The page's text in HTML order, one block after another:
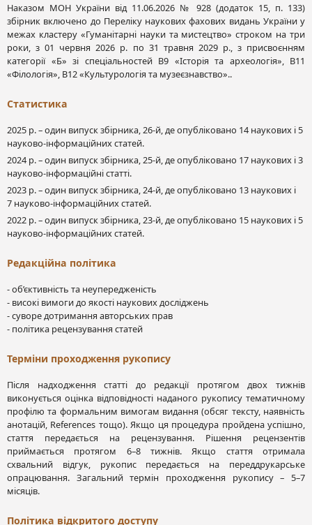
Наказом МОН України від 11.06.2026 № 928 (додаток 15, п. 133)
збірник включено до Переліку наукових фахових видань України у
межах кластеру «Гуманітарні науки та мистецтво» строком на три
роки, з 01 червня 2026 р. по 31 травня 2029 р., з присвоєнням
категорії «Б» зі спеціальностей В9 «Історія та археологія», В11
«Філологія», В12 «Культурологія та музеєзнавство»..
Статистика
2025 р. – один випуск збірника, 26-й, де опубліковано 14 наукових і 5
науково-інформаційних статей.
2024 р. – один випуск збірника, 25-й, де опубліковано 17 наукових і 3
науково-інформаційні статті.
2023 р. – один випуск збірника, 24-й, де опубліковано 13 наукових і
7 науково-інформаційних статей.
2022 р. – один випуск збірника, 23-й, де опубліковано 15 наукових і 5
науково-інформаційних статей.
Редакційна політика
- об’єктивність та неупередженість
- високі вимоги до якості наукових досліджень
- суворе дотримання авторських прав
- політика рецензування статей
Терміни проходження рукопису
Після надходження статті до редакції протягом двох тижнів
виконується оцінка відповідності наданого рукопису тематичному
профілю та формальним вимогам видання (обсяг тексту, наявність
анотацій, References тощо). Якщо ця процедура пройдена успішно,
стаття передається на рецензування. Рішення рецензентів
приймається протягом 6–8 тижнів. Якщо стаття отримала
схвальний відгук, рукопис передається на переддрукарське
опрацювання. Загальний термін проходження рукопису – 5–7
місяців.
Політика відкритого доступу